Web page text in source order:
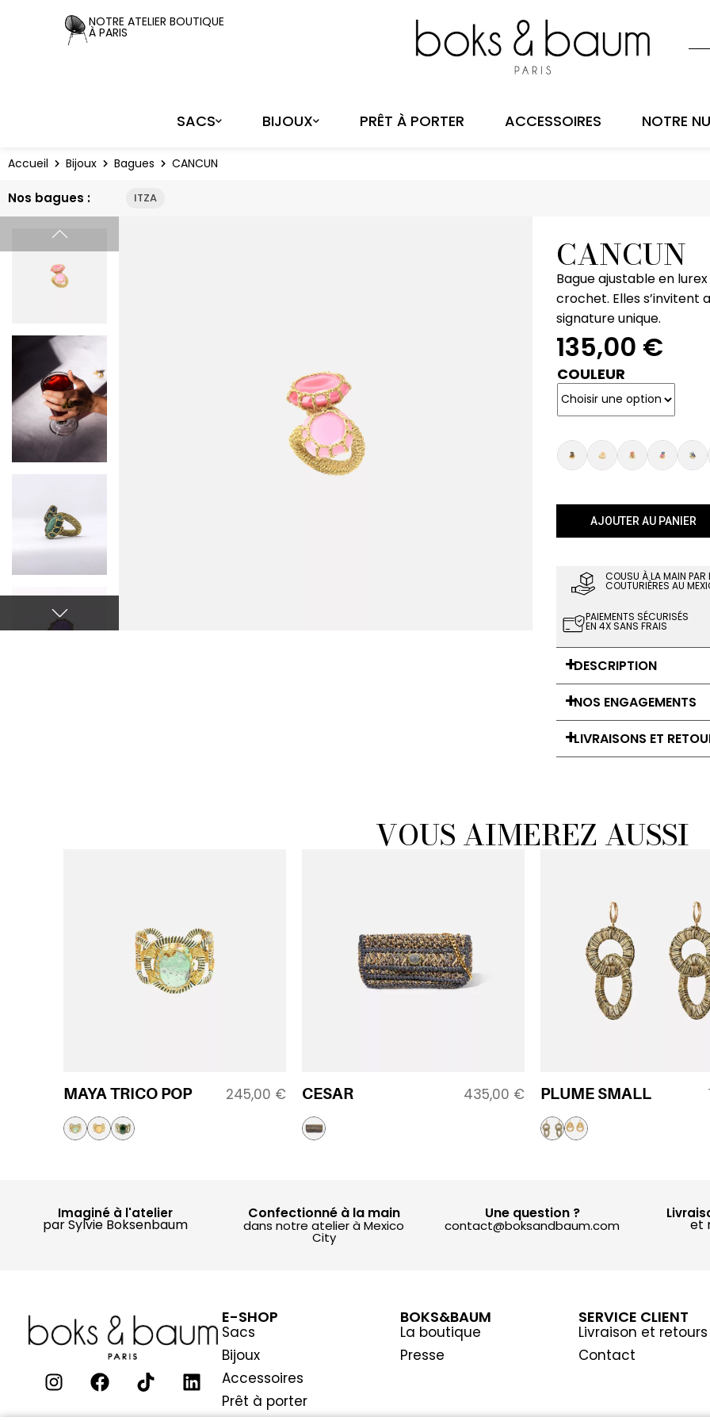
NOTRE ATELIER BOUTIQUE
À PARIS
SACS BIJOUX PRÊT À PORTER ACCESSOIRES NOTRE
Accueil Bijoux Bagues CANCUN
Nos bagues : ITZA
CANCUN
Bague ajustable en
crochet. Elles s’invitent
signature unique.
135,00 €
COULEUR
AJOUTER AU PANIER
COUSU À LA MAIN PAR
COUTURIÈRES AU
PAIEMENTS SÉCURISÉS
EN 4X SANS FRAIS
DESCRIPTION
NOS ENGAGEMENTS
LIVRAISONS ET
VOUS AIMEREZ AUSSI
MAYA TRICO POP 245,00 € CESAR 435,00 € PLUME SMALL
Imaginé à l'atelier
par Sylvie Boksenbaum
Confectionné à la main
dans notre atelier à Mexico
City
Une question ?
contact@boksandbaum.com et
E-SHOP
Sacs
Bijoux
Accessoires
Prêt à porter
BOKS&BAUM
La boutique
Presse
SERVICE CLIENT
Livraison et retours
Contact
Panneau de gestion des cookies